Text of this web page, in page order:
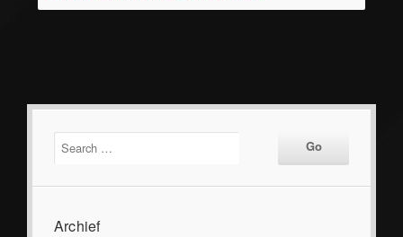
Archief